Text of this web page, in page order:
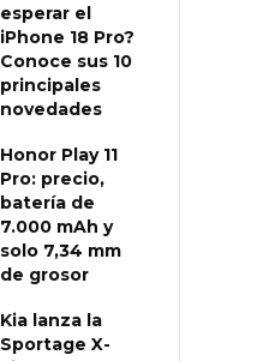
esperar el
iPhone 18 Pro?
Conoce sus 10
principales
novedades
Honor Play 11
Pro: precio,
batería de
7.000 mAh y
solo 7,34 mm
de grosor
Kia lanza la
Sportage X-